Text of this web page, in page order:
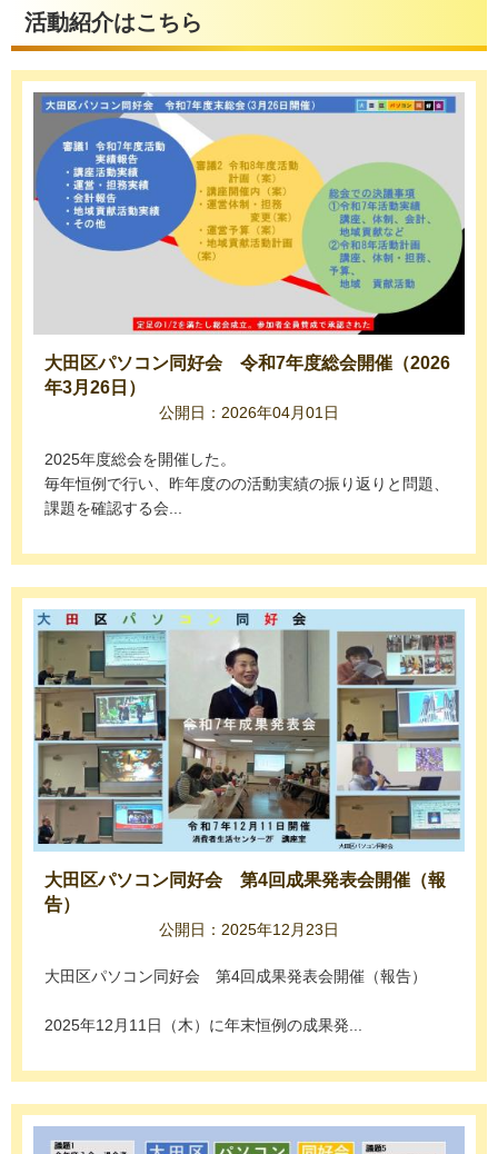
活動紹介はこちら
大田区パソコン同好会 令和7年度総会開催（2026
年3月26日）
公開日：2026年04月01日
2025年度総会を開催した。
毎年恒例で行い、昨年度のの活動実績の振り返りと問題、
課題を確認する会...
大田区パソコン同好会 第4回成果発表会開催（報
告）
公開日：2025年12月23日
大田区パソコン同好会 第4回成果発表会開催（報告）
2025年12月11日（木）に年末恒例の成果発...